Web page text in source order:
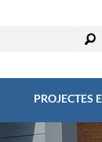
PROJECTES